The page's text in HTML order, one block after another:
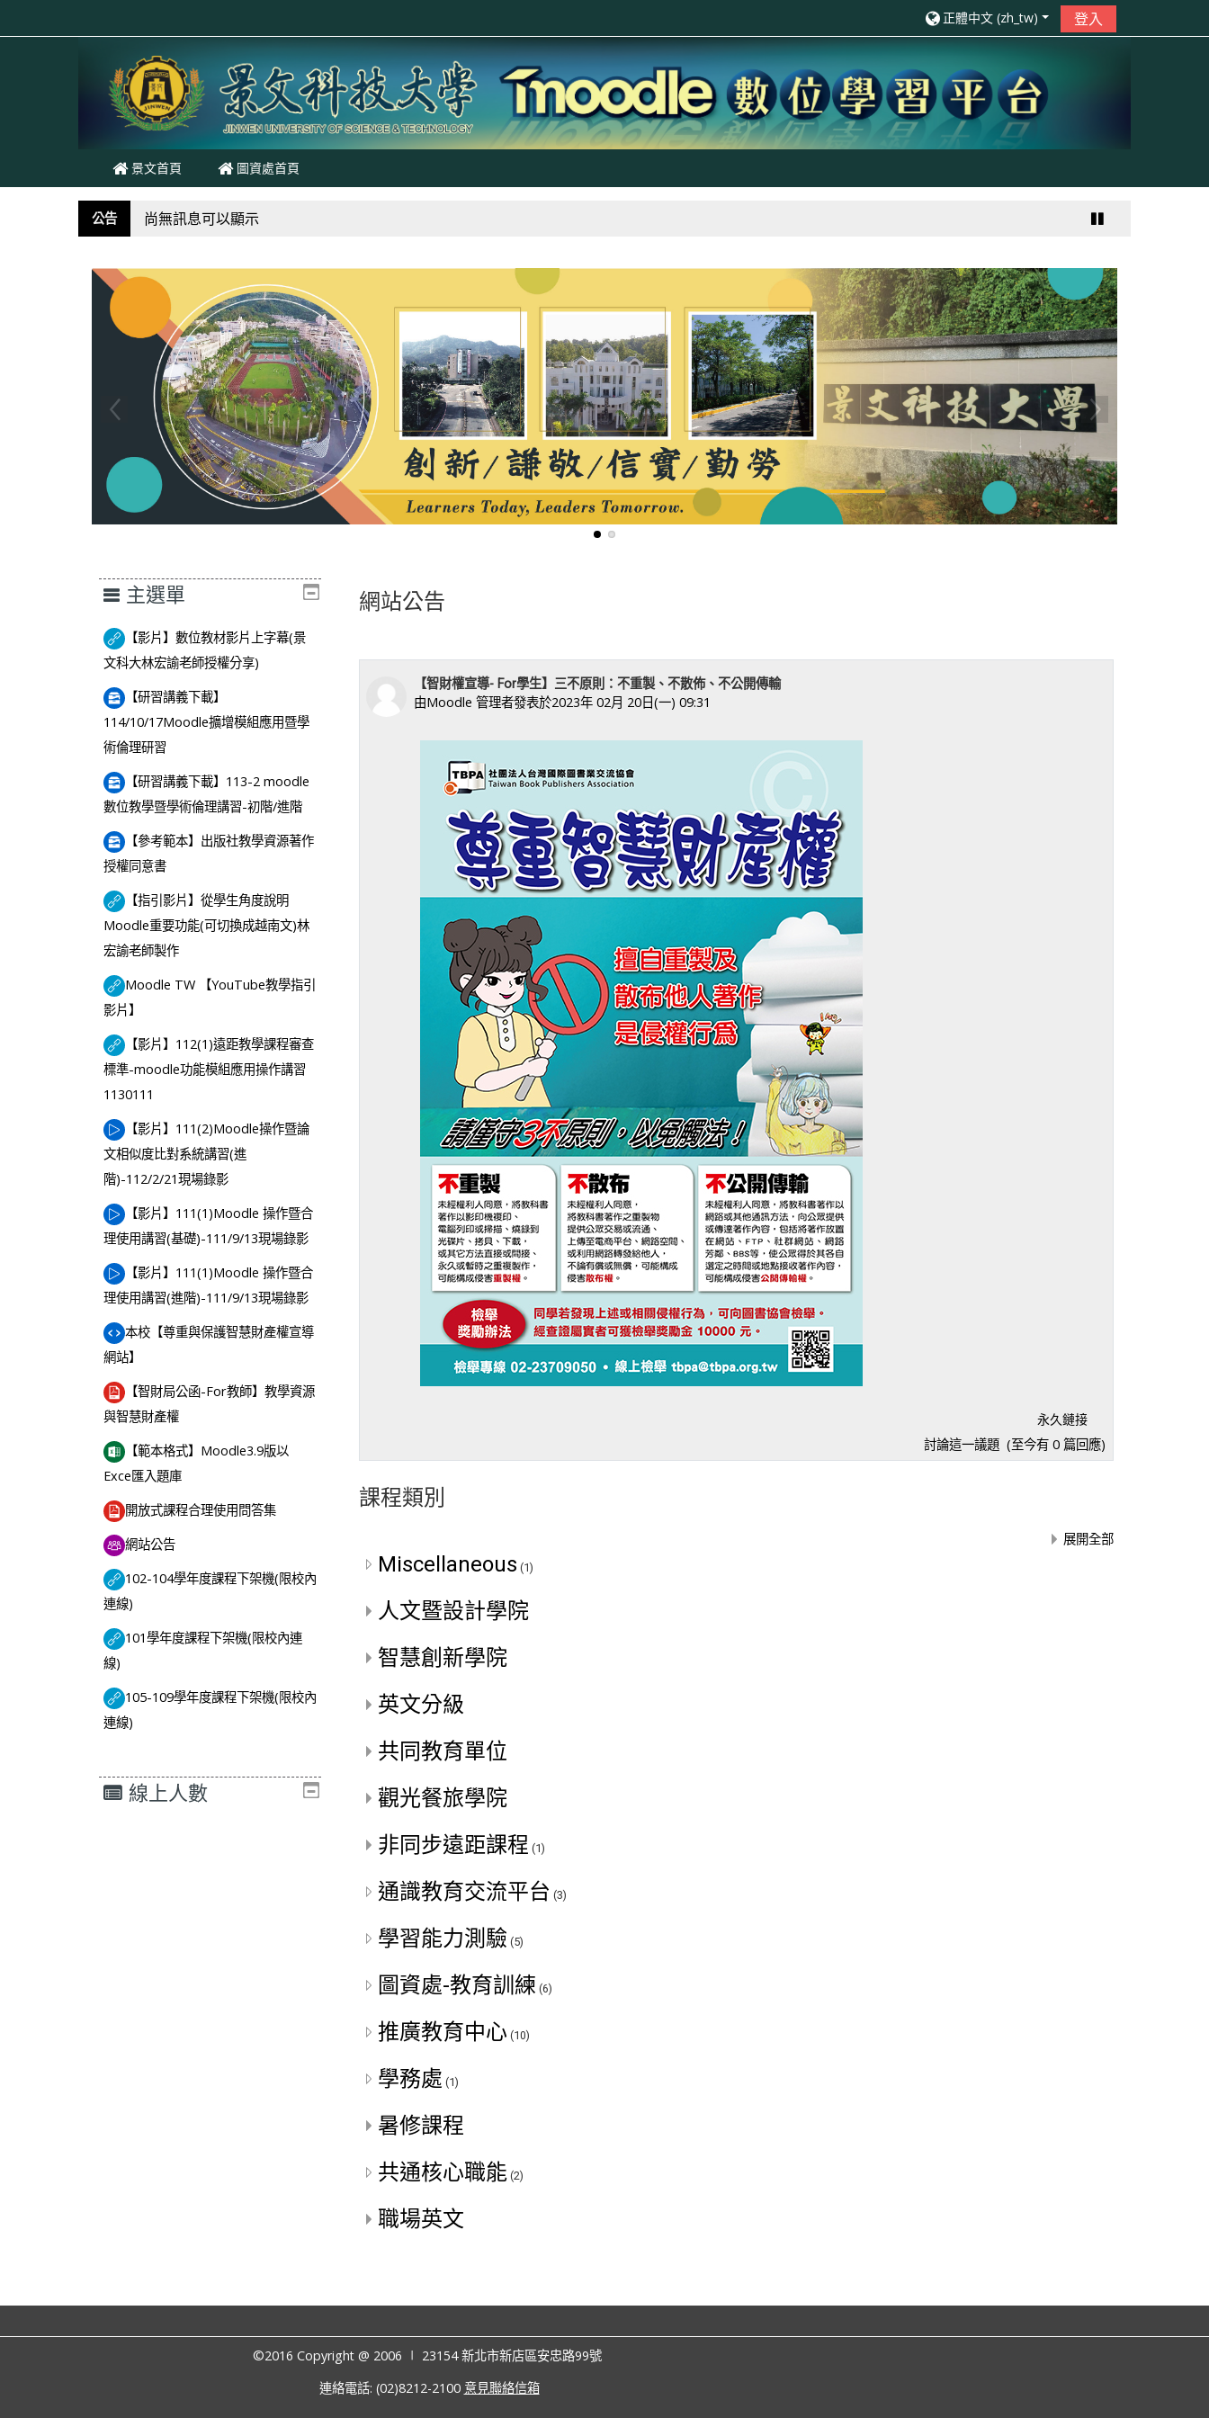
正體中文 ‎(zh_tw)‎ 登入
景文首頁 圖資處首頁
公告 尚無訊息可以顯示
網站公告
【智財權宣導- For學生】三不原則：不重製、不散佈、不公開傳輸
由Moodle 管理者發表於2023年 02月 20日(一) 09:31
永久鏈接
討論這一議題 (至今有 0 篇回應)
課程類別
展開全部
Miscellaneous (1)
人文暨設計學院
智慧創新學院
英文分級
共同教育單位
觀光餐旅學院
非同步遠距課程 (1)
通識教育交流平台 (3)
學習能力測驗 (5)
圖資處-教育訓練 (6)
推廣教育中心 (10)
學務處 (1)
暑修課程
共通核心職能(2)
職場英文
主選單
【影片】數位教材影片上字幕(景
文科大林宏諭老師授權分享)網址
【研習講義下載】
114/10/17Moodle擴增模組應用暨學
術倫理研習檔案
【研習講義下載】113-2 moodle
數位教學暨學術倫理講習-初階/進階檔案
【參考範本】出版社教學資源著作
授權同意書檔案
【指引影片】從學生角度說明
Moodle重要功能(可切換成越南文)林
宏諭老師製作網址
Moodle TW 【YouTube教學指引
影片】
【影片】112(1)遠距教學課程審查
標準-moodle功能模組應用操作講習
1130111
【影片】111(2)Moodle操作暨論
文相似度比對系統講習(進
階)-112/2/21現場錄影網址
【影片】111(1)Moodle 操作暨合
理使用講習(基礎)-111/9/13現場錄影網址
【影片】111(1)Moodle 操作暨合
理使用講習(進階)-111/9/13現場錄影網址
本校【尊重與保護智慧財產權宣導
網站】
【智財局公函-For教師】教學資源
與智慧財產權檔案
【範本格式】Moodle3.9版以
Exce匯入題庫檔案
開放式課程合理使用問答集網址
網站公告討論區
102-104學年度課程下架機(限校內
連線)網址
101學年度課程下架機(限校內連
線)網址
105-109學年度課程下架機(限校內
連線)網址
線上人數
©2016 Copyright @ 2006 ∣ 23154 新北市新店區安忠路99號
連絡電話: (02)8212-2100 意見聯絡信箱